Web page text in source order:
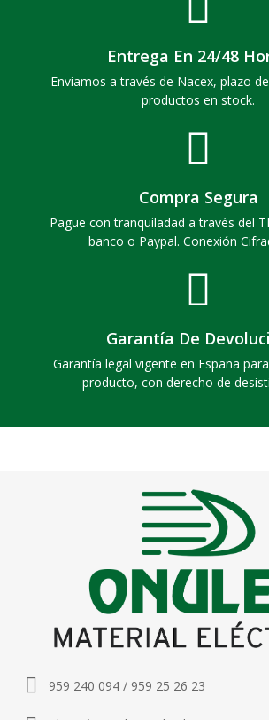
Entrega En 24/48
Enviamos a través de Nacex, plazo
productos en stock.
Compra Segura
Pague con tranquiladad a través del
banco o Paypal. Conexión
Garantía De
Garantía legal vigente en España
producto, con derecho de
959 240 094 / 959 25 26 23